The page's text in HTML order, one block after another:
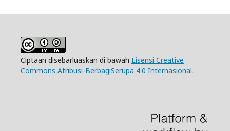
Ciptaan disebarluaskan di bawah Lisensi Creative
Commons Atribusi-BerbagiSerupa 4.0 Internasional.